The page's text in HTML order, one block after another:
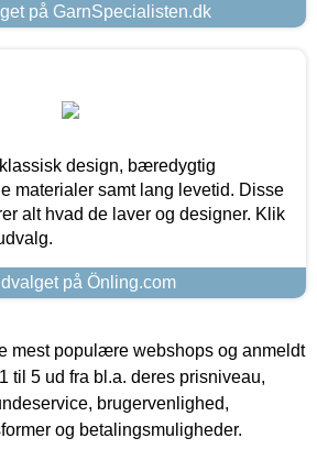
på GarnSpecialisten.dk
design, bæredygtig
materialer samt lang levetid. Disse
alt hvad de laver og designer. Klik
på Önling.com
mest populære webshops og anmeldt
til 5 ud fra bl.a. deres prisniveau,
brugervenlighed,
og betalingsmuligheder.